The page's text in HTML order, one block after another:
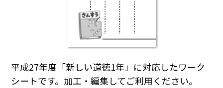
平成27年度「新しい道徳1年」に対応したワーク
シートです。加工・編集してご利用ください。